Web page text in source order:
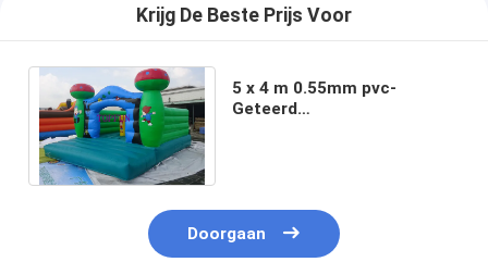
Krijg De Beste Prijs Voor
5 x 4 m 0.55mm pvc-
Geteerd
Doorgaan